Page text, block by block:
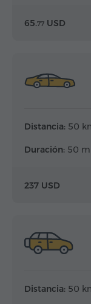
65.77 USD
Distancia: 50
Duración: 50
237 USD
Distancia: 50